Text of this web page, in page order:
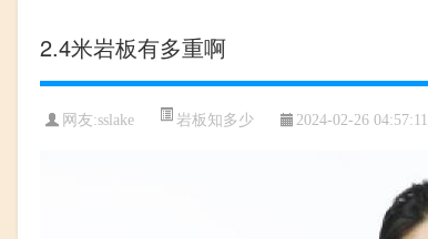
2.4米岩板有多重啊
网友:sslake 岩板知多少 2024-02-26 04:57:11